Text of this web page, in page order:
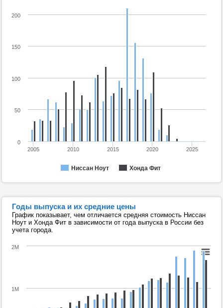
Ниссан Ноут Хонда Фит
2005 2010 2015 2020 2025
0
50
100
150
200
Годы выпуска и их средние цены
График показывает, чем отличается средняя стоимость Ниссан
Ноут и Хонда Фит в зависимости от года выпуска в России без
учета города.
1M
2M